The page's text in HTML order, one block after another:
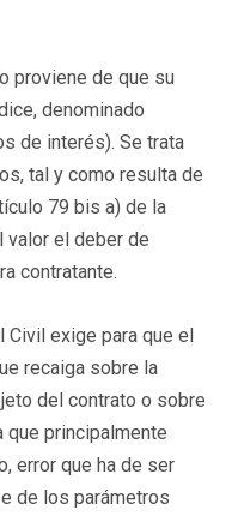
proviene de que su
denominado
de interés). Se trata
tal y como resulta de
79 bis a) de la
valor el deber de
contratante.
Civil exige para que el
recaiga sobre la
del contrato o sobre
principalmente
error que ha de ser
de los parámetros